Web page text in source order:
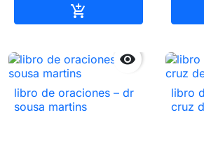


libro de oraciones – dr
sousa martins
libro
cruz